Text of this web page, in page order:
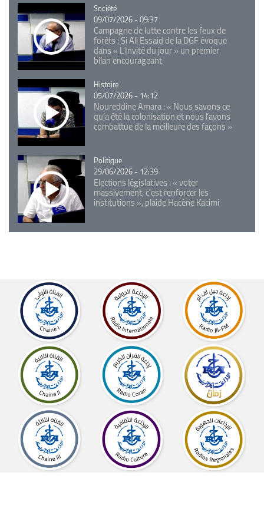
Catégorie
Société
09/07/2026 - 09:37
Campagne de lutte contre les feux de
forêts : Si Ali Essaid de la DGF évoque
dans « L'Invité du jour » un premier
bilan encourageant
Catégorie
Histoire
05/07/2026 - 14:12
Noureddine Amara : « Nous savons ce
qu’a été la colonisation et nous l’avons
combattue de la meilleure des façons »
Catégorie
Politique
29/06/2026 - 12:39
Elections législatives : « voter
massivement, c'est renforcer les
institutions », plaide Hacène Kacimi